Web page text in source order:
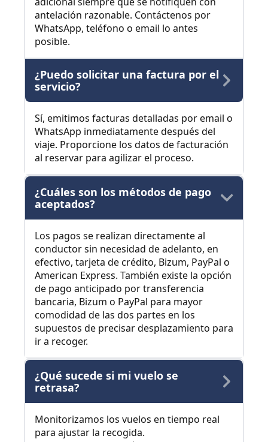
antelación razonable. Contáctenos por
WhatsApp, teléfono o email lo antes
posible.
¿Puedo solicitar una factura por el
servicio?
Sí, emitimos facturas detalladas por email o
WhatsApp inmediatamente después del
viaje. Proporcione los datos de facturación
al reservar para agilizar el proceso.
¿Cuáles son los métodos de pago
aceptados?
Los pagos se realizan directamente al
conductor sin necesidad de adelanto, en
efectivo, tarjeta de crédito, Bizum, PayPal o
American Express. También existe la opción
de pago anticipado por transferencia
bancaria, Bizum o PayPal para mayor
comodidad de las dos partes en los
supuestos de precisar desplazamiento para
ir a recoger.
¿Qué sucede si mi vuelo se
retrasa?
Monitorizamos los vuelos en tiempo real
para ajustar la recogida.